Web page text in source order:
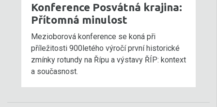
Konference Posvátná krajina:
Přítomná minulost
Mezioborová konference se koná při
příležitosti 900letého výročí první historické
zmínky rotundy na Řípu a výstavy ŘÍP: kontext
a současnost.